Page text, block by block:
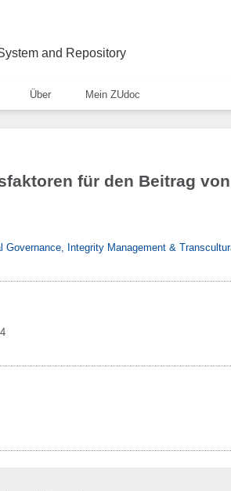
and Repository
Über Mein ZUdoc
für den Beitrag
Integrity Management &